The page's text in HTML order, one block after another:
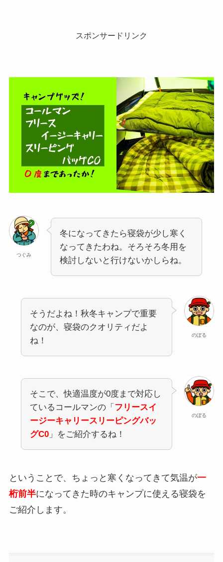
スポンサードリンク
つぐみ
冬になってきたら寝袋が少し寒く
なってきたわね。そろそろ冬用を
検討しないと行けないかしらね。
のぼる
そうだよね！秋冬キャンプで重要
なのが、寝袋のクオリティだよ
ね！
のぼる
そこで、快適温度が0度まで対応し
ているコールマンの「 フリースイ
ージーキャリースリーピングバッ
グC0」をご紹介するね！
ということで、ちょっと寒くなってきて気温が一
桁前半になってきた時のキャンプに使える寝袋を
ご紹介します。